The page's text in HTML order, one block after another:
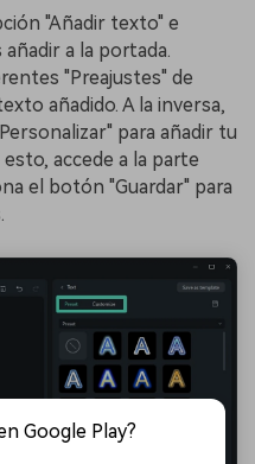
"Añadir texto" e
a la portada.
"Preajustes" de
añadido. A la inversa,
para añadir tu
accede a la parte
el botón "Guardar" para
Google Play?